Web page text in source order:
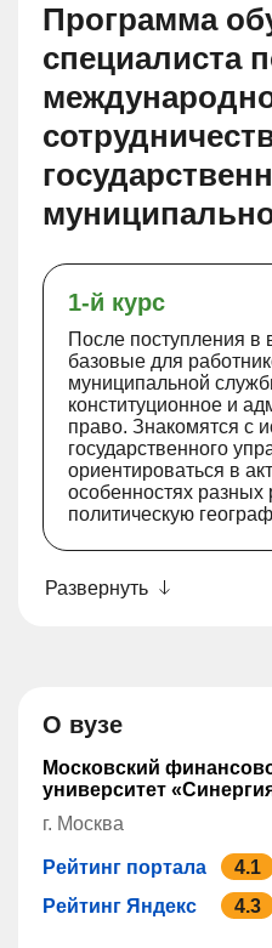
Программа
специалиста
1-й курс
После поступления в
базовые для
муниципальной
конституционное и
право. Знакомятся с
государственного
ориентироваться в
особенностях разных
политическую
Развернуть
О вузе
Московский
университет
г. Москва
Рейтинг портала
4.1
Рейтинг Яндекс
4.3